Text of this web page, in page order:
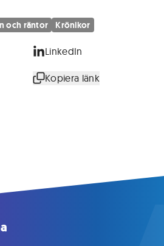
och räntor Krönikor
LinkedIn
Kopiera länk